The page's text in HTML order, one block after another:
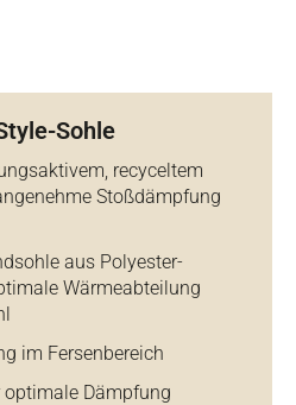
Sohle
recyceltem
Stoßdämpfung
aus Polyester-
Wärmeabteilung
im Fersenbereich
Dämpfung